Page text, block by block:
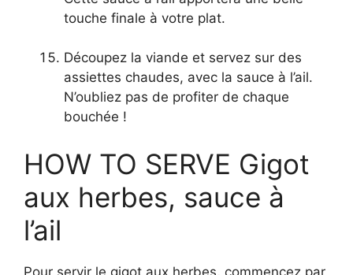
touche finale à votre plat.
Découpez la viande et servez sur des
assiettes chaudes, avec la sauce à l’ail.
N’oubliez pas de profiter de chaque
bouchée !
HOW TO SERVE Gigot
aux herbes, sauce à
l’ail
Pour servir le gigot aux herbes, commencez par